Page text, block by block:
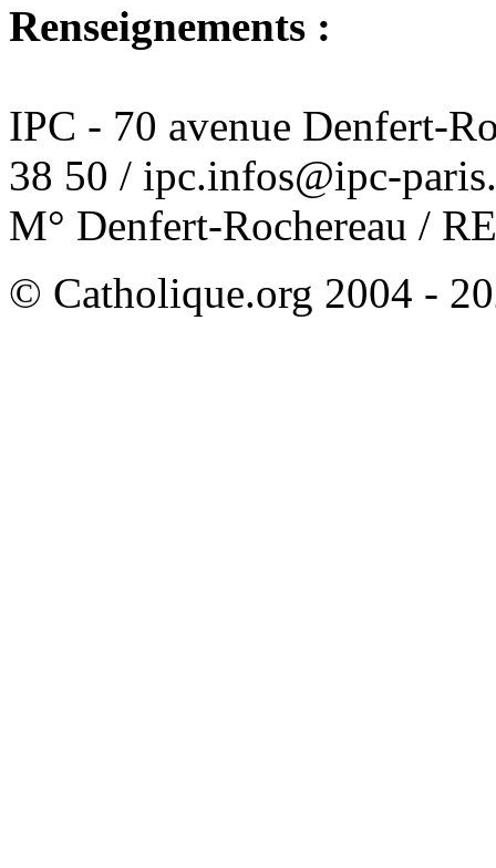
Renseignements :
IPC - 70 avenue Denfert-
38 50 / ipc.infos@ipc-
M° Denfert-Rochereau /
© Catholique.org 2004 -